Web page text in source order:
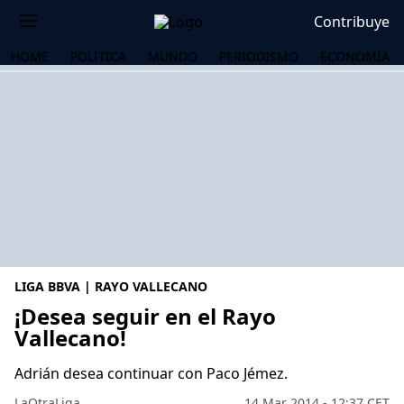
Contribuye
HOME POLÍTICA MUNDO PERIODISMO ECONOMÍA
LIGA BBVA | RAYO VALLECANO
¡Desea seguir en el Rayo
Vallecano!
Adrián desea continuar con Paco Jémez.